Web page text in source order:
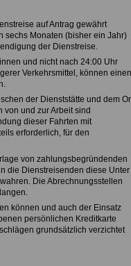
auf Antrag gewährt
sechs Monaten (bisher ein Jahr)
der Dienstreise.
und nicht nach 24:00 Uhr
Verkehrsmittel, können einen
der Dienststätte und dem
von und zur Arbeit sind
dieser Fahrten mit
erforderlich, für den
von zahlungsbegründenden
die Dienstreisenden diese Unter
Die Abrechnungsstellen
können und auch der Einsatz
persönlichen Kreditkarte
grundsätzlich verzichtet